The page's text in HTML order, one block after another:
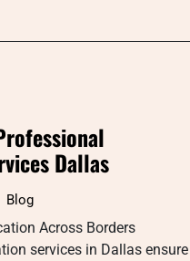
Dallas
Blog
Across Borders
services in Dallas ensure